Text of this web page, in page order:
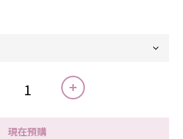
現在預購